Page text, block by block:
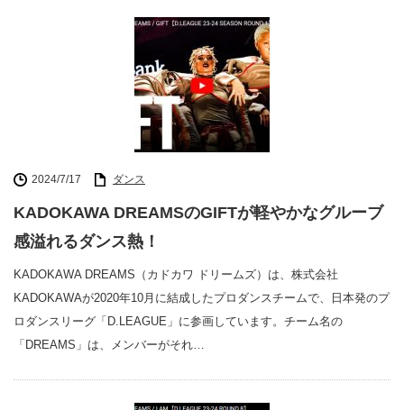
2024/7/17 ダンス
KADOKAWA DREAMSのGIFTが軽やかなグルーブ
感溢れるダンス熱！
KADOKAWA DREAMS（カドカワ ドリームズ）は、株式会社
KADOKAWAが2020年10月に結成したプロダンスチームで、日本発のプ
ロダンスリーグ「D.LEAGUE」に参画しています。チーム名の
「DREAMS」は、メンバーがそれ…